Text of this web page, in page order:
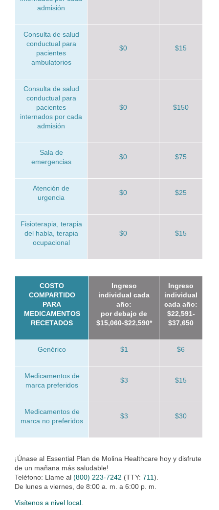
admisión
Consulta de salud
conductual para
pacientes
ambulatorios
$0 $15
Consulta de salud
conductual para
pacientes
internados por cada
admisión
$0 $150
Sala de
emergencias
$0 $75
Atención de
urgencia
$0 $25
Fisioterapia, terapia
del habla, terapia
ocupacional
$0 $15
COSTO
COMPARTIDO
PARA
MEDICAMENTOS
RECETADOS
Ingreso
individual cada
año:
por debajo de
$15,060-$22,590*
Ingreso
individual
cada año:
$22,591-
$37,650
Genérico $1 $6
Medicamentos de
marca preferidos
$3 $15
Medicamentos de
marca no preferidos
$3 $30
¡Únase al Essential Plan de Molina Healthcare hoy y disfrute
de un mañana más saludable!
Teléfono: Llame al (800) 223-7242 (TTY: 711).
De lunes a viernes, de 8:00 a. m. a 6:00 p. m.
Visítenos a nivel local